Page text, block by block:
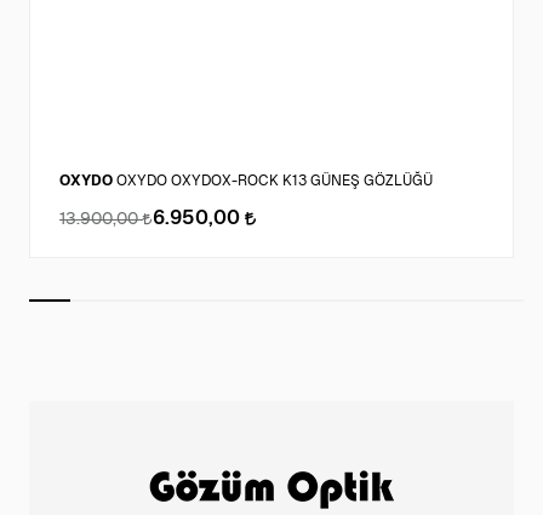
OXYDO OXYDO OXYDOX-ROCK K13 GÜNEŞ GÖZLÜĞÜ
13.900,00 6.950,00